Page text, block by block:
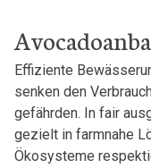
Effiziente
senken den
gefährden. In fair
gezielt in farmnahe
Ökosysteme